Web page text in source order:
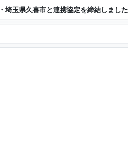
埼玉県久喜市と連携協定を締結しました